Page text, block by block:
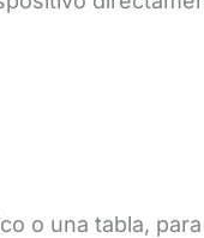
o una tabla,